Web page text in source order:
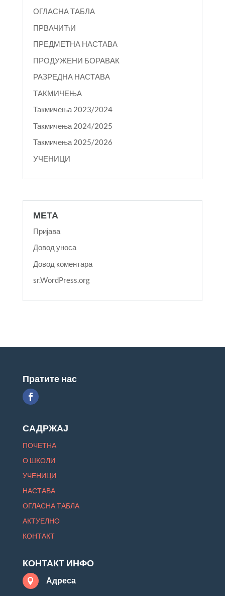
ОГЛАСНА ТАБЛА
ПРВАЧИЋИ
ПРЕДМЕТНА НАСТАВА
ПРОДУЖЕНИ БОРАВАК
РАЗРЕДНА НАСТАВА
ТАКМИЧЕЊА
Такмичења 2023/2024
Такмичења 2024/2025
Такмичења 2025/2026
УЧЕНИЦИ
МЕТА
Пријава
Довод уноса
Довод коментара
sr.WordPress.org
Пратите нас
САДРЖАЈ
ПОЧЕТНА
О ШКОЛИ
УЧЕНИЦИ
НАСТАВА
ОГЛАСНА ТАБЛА
АКТУЕЛНО
КОНТАКТ
КОНТАКТ ИНФО
 Адреса